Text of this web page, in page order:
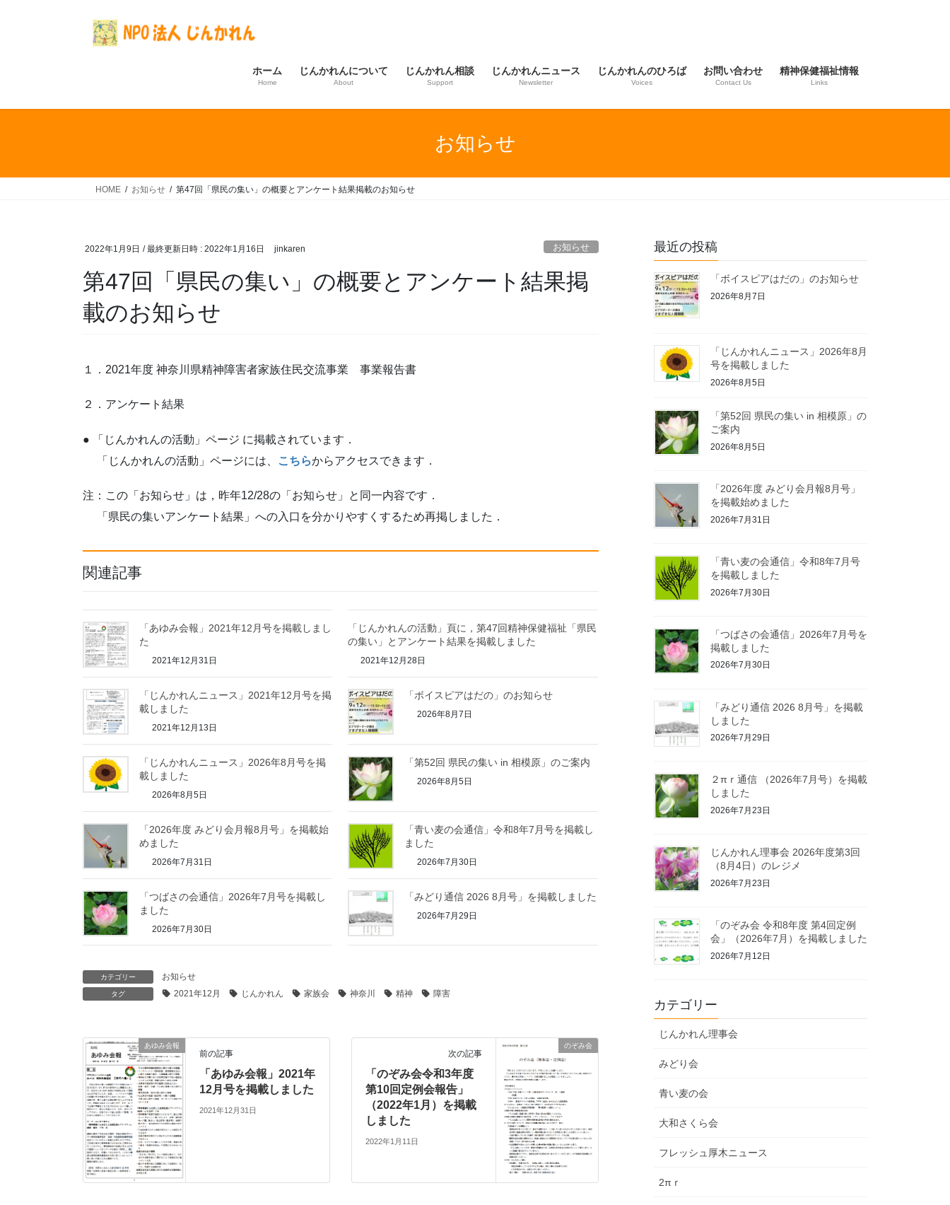
ス
ン
ホーム
Home
じんかれんについて
About
じんかれん相談
Support
じんかれんニュース
Newsletter
じんかれんのひろば
Voices
お問い合わせ
Contact Us
精神保健福祉情報
Links
お知らせ
HOME お知らせ 第47回「県民の集い」の概要とアンケート結果掲載のお知らせ
2022年1月9日 / 最終更新日時 : 2022年1月16日 jinkaren お知らせ
第47回「県民の集い」の概要とアンケート結果掲
載のお知らせ
１．2021年度 神奈川県精神障害者家族住民交流事業 事業報告書
２．アンケート結果
● 「じんかれんの活動」ページ に掲載されています．
「じんかれんの活動」ページには、
こちらからアクセスできます．
注：この「お知らせ」は，昨年12/28の「お知らせ」と同一内容です．
「県民の集いアンケート結果」への入口を分かりやすくするため再掲しました．
関連記事
「あゆみ会報」2021年12月号を掲載しまし
た
2021年12月31日
「じんかれんの活動」頁に，第47回精神保健福祉「県民
の集い」とアンケート結果を掲載しました
2021年12月28日
「じんかれんニュース」2021年12月号を掲
載しました
2021年12月13日
「ボイスピアはだの」のお知らせ
2026年8月7日
「じんかれんニュース」2026年8月号を掲
載しました
2026年8月5日
「第52回 県民の集い in 相模原」のご案内
2026年8月5日
「2026年度 みどり会月報8月号」を掲載始
めました
2026年7月31日
「青い麦の会通信」令和8年7月号を掲載し
ました
2026年7月30日
「つばさの会通信」2026年7月号を掲載し
ました
2026年7月30日
「みどり通信 2026 8月号」を掲載しました
2026年7月29日
カテゴリー お知らせ
タグ 2021年12月 じんかれん 家族会 神奈川 精神 障害
あゆみ会報
前の記事
「あゆみ会報」2021年
12月号を掲載しました
2021年12月31日
のぞみ会
次の記事
「のぞみ会令和3年度
第10回定例会報告」
（2022年1月）を掲載
しました
2022年1月11日
最近の投稿
「ボイスピアはだの」のお知らせ
2026年8月7日
「じんかれんニュース」2026年8月
号を掲載しました
2026年8月5日
「第52回 県民の集い in 相模原」の
ご案内
2026年8月5日
「2026年度 みどり会月報8月号」
を掲載始めました
2026年7月31日
「青い麦の会通信」令和8年7月号
を掲載しました
2026年7月30日
「つばさの会通信」2026年7月号を
掲載しました
2026年7月30日
「みどり通信 2026 8月号」を掲載
しました
2026年7月29日
２πｒ通信 （2026年7月号）を掲載
しました
2026年7月23日
じんかれん理事会 2026年度第3回
（8月4日）のレジメ
2026年7月23日
「のぞみ会 令和8年度 第4回定例
会」（2026年7月）を掲載しました
2026年7月12日
カテゴリー
じんかれん理事会
みどり会
青い麦の会
大和さくら会
フレッシュ厚木ニュース
2πｒ